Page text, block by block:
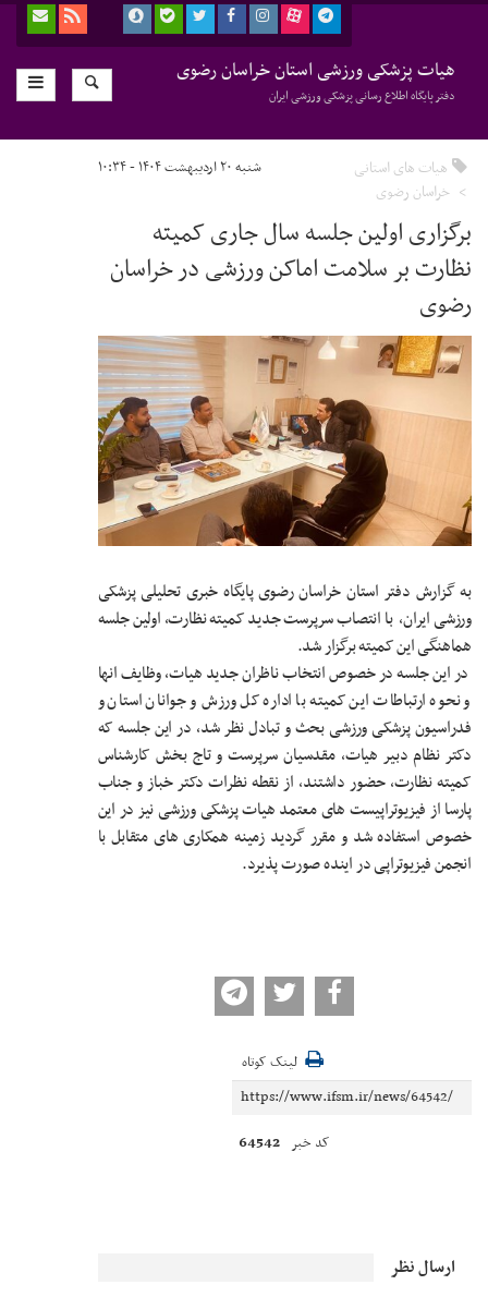
هیات پزشکی ورزشی استان خراسان رضوی
دفتر پایگاه اطلاع رسانی پزشکی ورزشی ایران
هیات های استانی
خراسان رضوی
شنبه ۲۰ اردیبهشت ۱۴۰۴ - ۱۰:۳۴
برگزاری اولین جلسه سال جاری کمیته
نظارت بر سلامت اماکن ورزشی در خراسان
رضوی
به گزارش دفتر استان خراسان رضوی پایگاه خبری تحلیلی پزشکی
ورزشی ایران، با انتصاب سرپرست جدید کمیته نظارت، اولین جلسه
هماهنگی این کمیته برگزار شد.
در این جلسه در خصوص انتخاب ناظران جدید هیات، وظایف انها
و نحوه ارتباطات این کمیته با اداره کل ورزش و جوانان استان و
فدراسیون پزشکی ورزشی بحث و تبادل نظر شد، در این جلسه که
دکتر نظام دبیر هیات، مقدسیان سرپرست و تاج بخش کارشناس
کمیته نظارت، حضور داشتند، از نقطه نظرات دکتر خباز و جناب
پارسا از فیزیوتراپیست های معتمد هیات پزشکی ورزشی نیز در این
خصوص استفاده شد و مقرر گردید زمینه همکاری های متقابل با
انجمن فیزیوتراپی در اینده صورت پذیرد.
لینک کوتاه
کد خبر 64542
ارسال نظر